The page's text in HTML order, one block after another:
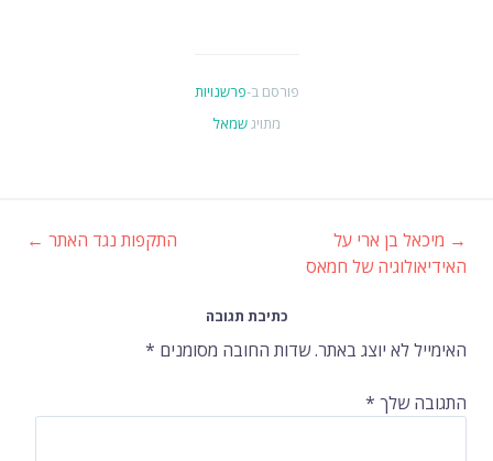
פורסם ב-פרשנויות
מתויגשמאל
ניווט
ברשומות
→ מיכאל בן ארי על
האידיאולוגיה של חמאס
התקפות נגד האתר ←
כתיבת תגובה
האימייל לא יוצג באתר.שדות החובה מסומנים *
התגובה שלך *